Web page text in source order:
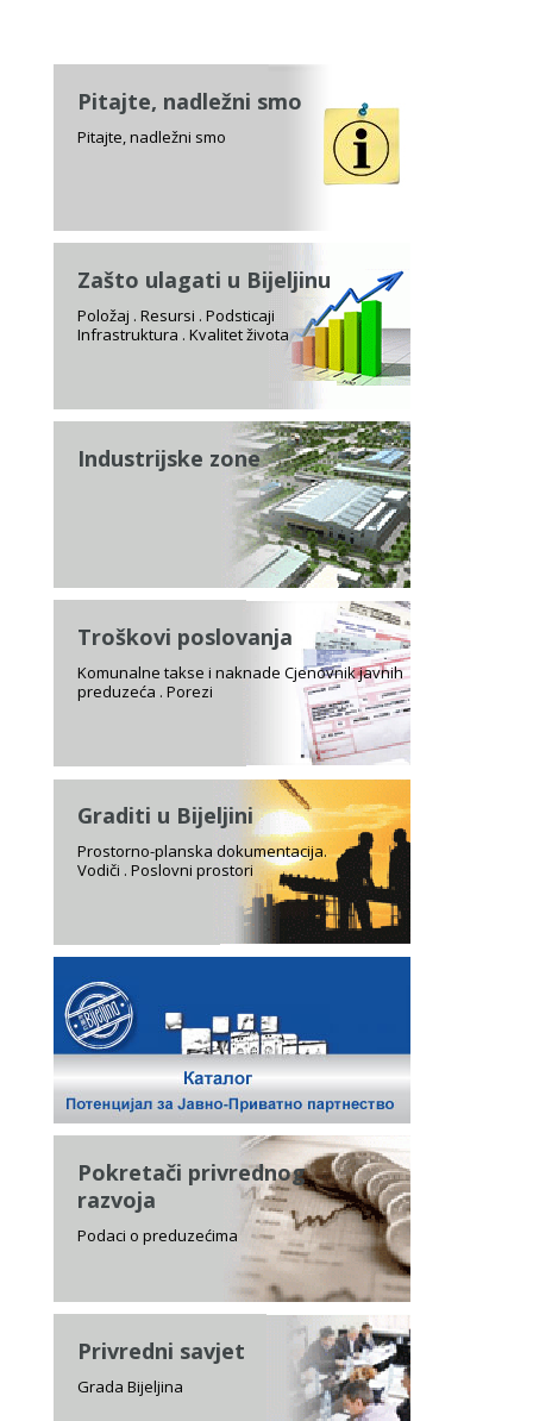
Pitajte, nadležni smo
Pitajte, nadležni smo
Zašto ulagati u Bijeljinu
Položaj . Resursi . Podsticaji
Infrastruktura . Kvalitet života
Industrijske zone
Troškovi poslovanja
Komunalne takse i naknade Cjenovnik javnih
preduzeća . Porezi
Graditi u Bijeljini
Prostorno-planska dokumentacija.
Vodiči . Poslovni prostori
Pokretači privrednog
razvoja
Podaci o preduzećima
Privredni savjet
Grada Bijeljina